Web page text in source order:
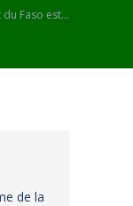
du Faso est…
de la